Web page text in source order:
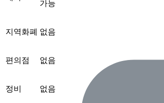
가능
지역화폐 없음
편의점 없음
정비 없음